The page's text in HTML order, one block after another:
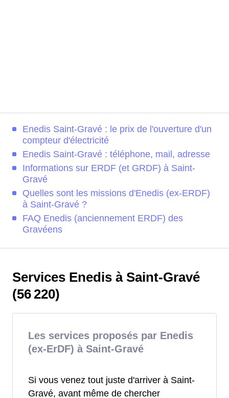
Enedis Saint-Gravé : le prix de l'ouverture d'un
compteur d'électricité
Enedis Saint-Gravé : téléphone, mail, adresse
Informations sur ERDF (et GRDF) à Saint-
Gravé
Quelles sont les missions d'Enedis (ex-ERDF)
à Saint-Gravé ?
FAQ Enedis (anciennement ERDF) des
Gravéens
Services Enedis à Saint-Gravé
(56 220)
Les services proposés par Enedis
(ex-ErDF) à Saint-Gravé
Si vous venez tout juste d'arriver à Saint-
Gravé, avant même de chercher